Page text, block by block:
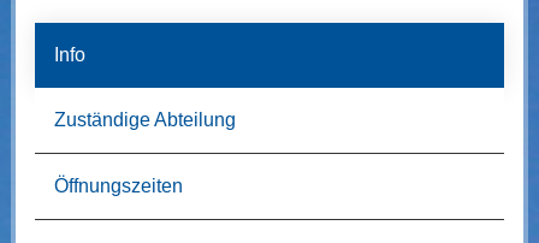
Info
Zuständige Abteilung
Öffnungszeiten